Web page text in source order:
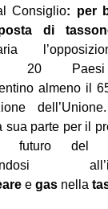
Consiglio: per
di
20
almeno il
sua parte per il
del
e gas nella